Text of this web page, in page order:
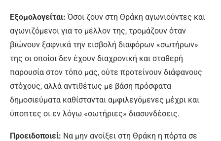
Εξομολογείται: Όσοι ζουν στη Θράκη αγωνιούντες και
αγωνιζόμενοι για το μέλλον της, τρομάζουν όταν
βιώνουν ξαφνικά την εισβο­λή διαφόρων «σωτήρων»
της οι οποίοι δεν έχουν διαχρονική και σταθερή
παρουσία στον τόπο μας, ούτε προτείνουν διάφανους
στό­χους, αλλά αντιθέτως με βάση πρόσφατα
δημοσιεύματα καθίστανται αμφιλεγόμενες μέχρι και
ύποπτες οι εν λόγω «σωτήριες» δι­ασυνδέσεις.
Προειδοποιεί: Να μην ανοίξει στη Θράκη η πόρτα σε